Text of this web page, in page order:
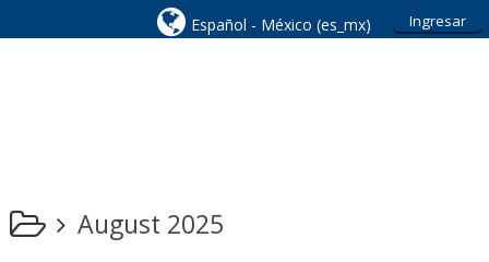
Ingresar
Español - México ‎(es_mx)‎
August 2025